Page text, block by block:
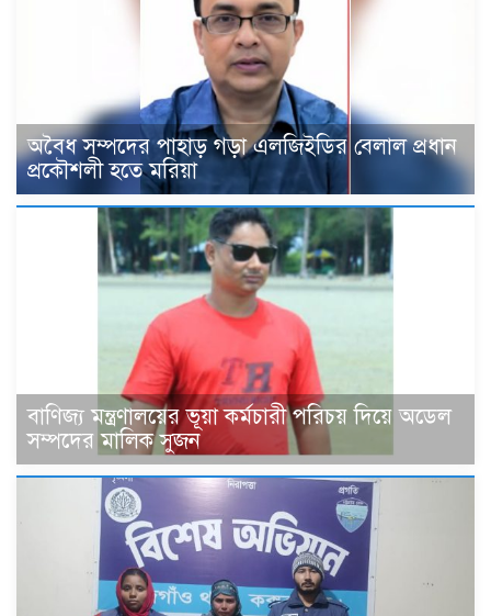
‎অবৈধ সম্পদের পাহাড় গড়া এলজিইডির বেলাল প্রধান
প্রকৌশলী হতে মরিয়া
বাণিজ্য মন্ত্রণালয়ের ভূয়া কর্মচারী পরিচয় দিয়ে অডেল
সম্পদের মালিক সুজন